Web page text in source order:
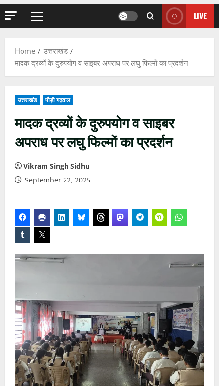
Primary
LIVE
Home
उत्तराखंड
मादक द्रव्यों के दुरुपयोग व साइबर अपराध पर लघु फिल्मों का प्रदर्शन
उत्तराखंड पौड़ी गढ़वाल
मादक द्रव्यों के दुरुपयोग व साइबर
अपराध पर लघु फिल्मों का प्रदर्शन
Vikram Singh Sidhu
September 22, 2025